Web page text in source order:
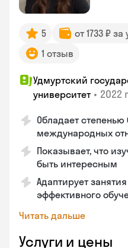
5 от 1733 ₽ за
1 отзыв
Удмуртский
университет • 2022
Обладает степенью
международных
Показывает, что
быть интересным
Адаптирует
эффективного
Читать дальше
Услуги и цены